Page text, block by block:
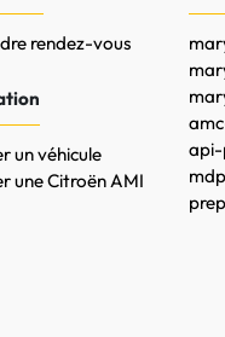
rendez-vous
un véhicule
une Citroën AMI
api-